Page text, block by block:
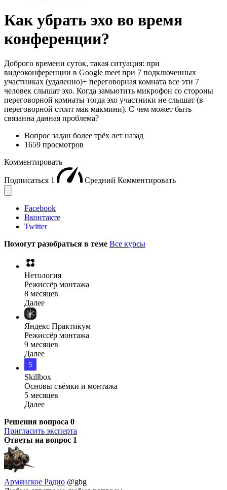
Как убрать эхо во время
конференции?
Доброго времени суток, такая ситуация: при
видеоконференции в Google meet при 7 подключенных
участниках (удаленно)+ переговорная комната все эти 7
человек слышат эхо. Когда замьютить микрофон со стороны
переговорной комнаты тогда эхо участники не слышат (в
переговорной стоит мак макмини). С чем может быть
связанна данная проблема?
Вопрос задан более трёх лет назад
1659 просмотров
Комментировать
Подписаться 1 Средний Комментировать
Facebook
Вконтакте
Twitter
Помогут разобраться в теме Все курсы
Нетология
Режиссёр монтажа
8 месяцев
Далее
Яндекс Практикум
Режиссёр монтажа
9 месяцев
Далее
Skillbox
Основы съёмки и монтажа
5 месяцев
Далее
Решения вопроса 0
Пригласить эксперта
Ответы на вопрос 1
Армянское Радио @gbg